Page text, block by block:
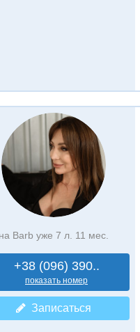
Barb уже 7 л. 11 мес.
+38 (096) 390..
показать номер
Записаться